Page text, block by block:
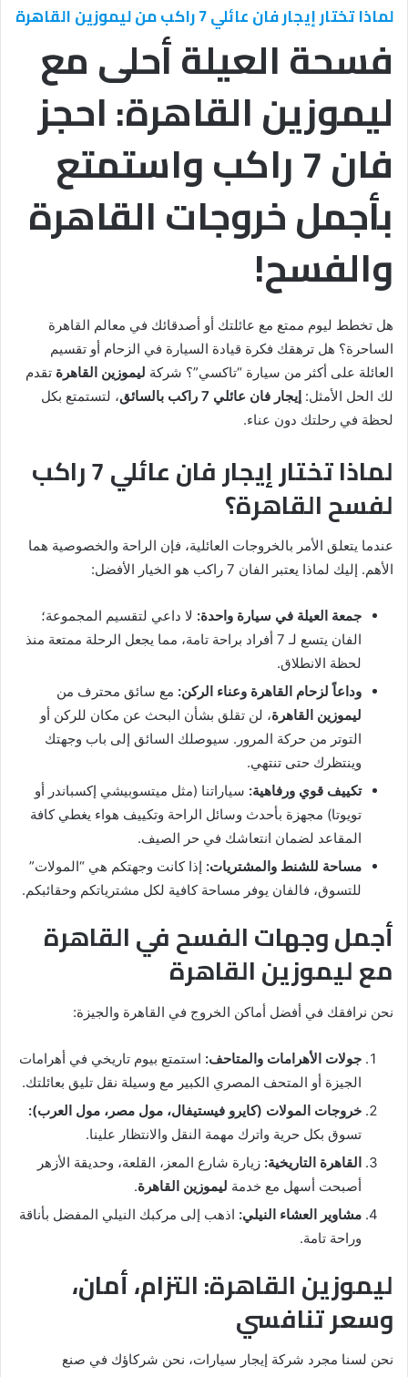
لماذا تختار إيجار فان عائلي 7 راكب من ليموزين القاهرة
فسحة العيلة أحلى مع
ليموزين القاهرة: احجز
فان 7 راكب واستمتع
بأجمل خروجات القاهرة
والفسح!
هل تخطط ليوم ممتع مع عائلتك أو أصدقائك في معالم القاهرة
الساحرة؟ هل ترهقك فكرة قيادة السيارة في الزحام أو تقسيم
العائلة على أكثر من سيارة “تاكسي”؟ شركة ليموزين القاهرة تقدم
لك الحل الأمثل: إيجار فان عائلي 7 راكب بالسائق
، لتستمتع بكل
لحظة في رحلتك دون عناء.
لماذا تختار إيجار فان عائلي 7 راكب
لفسح القاهرة؟
عندما يتعلق الأمر بالخروجات العائلية، فإن الراحة والخصوصية هما
الأهم. إليك لماذا يعتبر الفان 7 راكب هو الخيار الأفضل:
جمعة العيلة في سيارة واحدة: لا داعي لتقسيم المجموعة؛
الفان يتسع لـ 7 أفراد براحة تامة، مما يجعل الرحلة ممتعة منذ
لحظة الانطلاق.
وداعاً لزحام القاهرة وعناء الركن: مع سائق محترف من
ليموزين القاهرة، لن تقلق بشأن البحث عن مكان للركن أو
التوتر من حركة المرور. سيوصلك السائق إلى باب وجهتك
وينتظرك حتى تنتهي.
تكييف قوي ورفاهية: سياراتنا (مثل ميتسوبيشي إكسباندر أو
تويوتا) مجهزة بأحدث وسائل الراحة وتكييف هواء يغطي كافة
المقاعد لضمان انتعاشك في حر الصيف.
مساحة للشنط والمشتريات: إذا كانت وجهتكم هي “المولات”
للتسوق، فالفان يوفر مساحة كافية لكل مشترياتكم وحقائبكم.
أجمل وجهات الفسح في القاهرة
مع ليموزين القاهرة
نحن نرافقك في أفضل أماكن الخروج في القاهرة والجيزة:
جولات الأهرامات والمتاحف: استمتع بيوم تاريخي في أهرامات
الجيزة أو المتحف المصري الكبير مع وسيلة نقل تليق بعائلتك.
خروجات المولات (كايرو فيستيفال، مول مصر، مول العرب):
تسوق بكل حرية واترك مهمة النقل والانتظار علينا.
القاهرة التاريخية: زيارة شارع المعز، القلعة، وحديقة الأزهر
أصبحت أسهل مع خدمة ليموزين القاهرة.
مشاوير العشاء النيلي: اذهب إلى مركبك النيلي المفضل بأناقة
وراحة تامة.
ليموزين القاهرة: التزام، أمان،
وسعر تنافسي
نحن لسنا مجرد شركة إيجار سيارات، نحن شركاؤك في صنع